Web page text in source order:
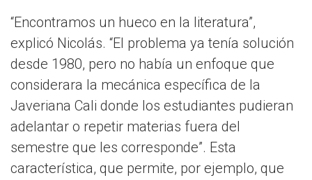
“Encontramos un hueco en la literatura”,
explicó Nicolás. “El problema ya tenía solución
desde 1980, pero no había un enfoque que
considerara la mecánica específica de la
Javeriana Cali donde los estudiantes pudieran
adelantar o repetir materias fuera del
semestre que les corresponde”. Esta
característica, que permite, por ejemplo, que